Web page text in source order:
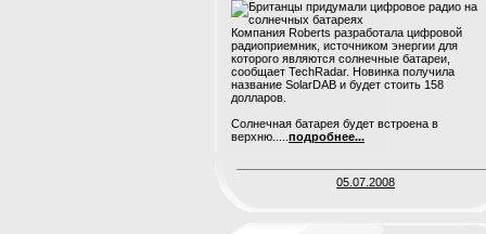
Компания Roberts разработала цифровой
радиоприемник, источником энергии для
которого являются солнечные батареи,
сообщает TechRadar. Новинка получила
название SolarDAB и будет стоить 158
долларов.
Солнечная батарея будет встроена в
верхню..... подробнее...
05.07.2008